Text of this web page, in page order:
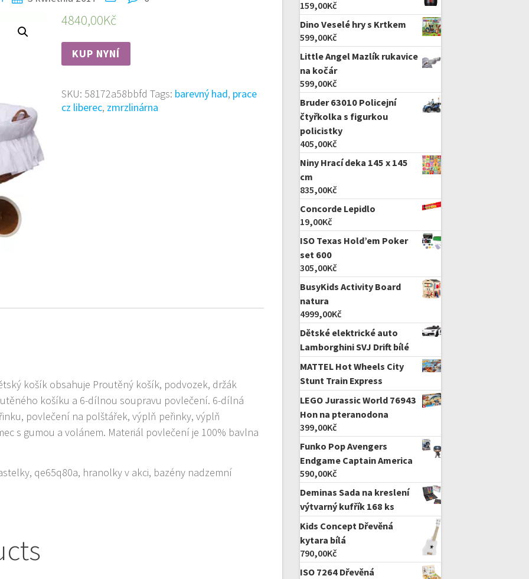
4840,00Kč
KUP NYNÍ
SKU: 58172a58bbfd Tags: barevný had, prace
cz liberec, zmrzlinárna
košík obsahuje Proutěný košík, podvozek, držák
košíku a 6-dílnou soupravu povlečení. 6-dílná
povlečení na polštářek, výplň peřinky, výplň
s gumou a volánem. Materiál povlečení je 100% bavlna
qe65q80a, hranolky v akci, bazény nadzemní
159,00Kč
Dino Veselé hry s Krtkem
599,00Kč
Little Angel Mazlík rukavice
na kočár
599,00Kč
Bruder 63010 Policejní
čtyřkolka s figurkou
policistky
405,00Kč
Niny Hrací deka 145 x 145
cm
835,00Kč
Concorde Lepidlo
19,00Kč
ISO Texas Hold’em Poker
set 600
305,00Kč
BusyKids Activity Board
natura
4999,00Kč
Dětské elektrické auto
Lamborghini SVJ Drift bílé
MATTEL Hot Wheels City
Stunt Train Express
LEGO Jurassic World 76943
Hon na pteranodona
399,00Kč
Funko Pop Avengers
Endgame Captain America
590,00Kč
Deminas Sada na kreslení
výtvarný kufřík 168 ks
Kids Concept Dřevěná
kytara bílá
790,00Kč
ISO 7264 Dřevěná